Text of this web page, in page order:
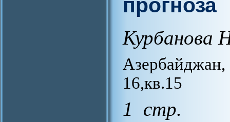
прогноза
Курбанова
16,кв.15
1 стр.